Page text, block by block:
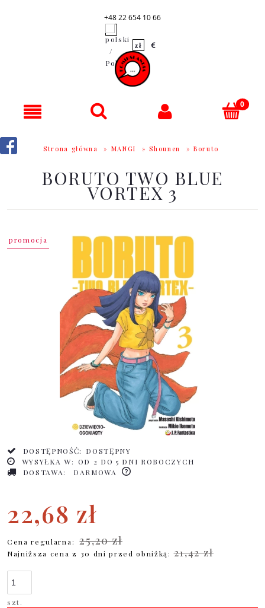
+48 22 654 10 66
Strona główna » MANGI » Shounen » Boruto
BORUTO TWO BLUE
VORTEX 3
promocja
DOSTĘPNOŚĆ:
DOSTĘPNY
WYSYŁKA W: OD 2 DO 5 DNI ROBOCZYCH
DOSTAWA:
DARMOWA
22,68 zł
Cena regularna: 25,20 zł
Najniższa cena z 30 dni przed obniżką:21,42 zł
szt.